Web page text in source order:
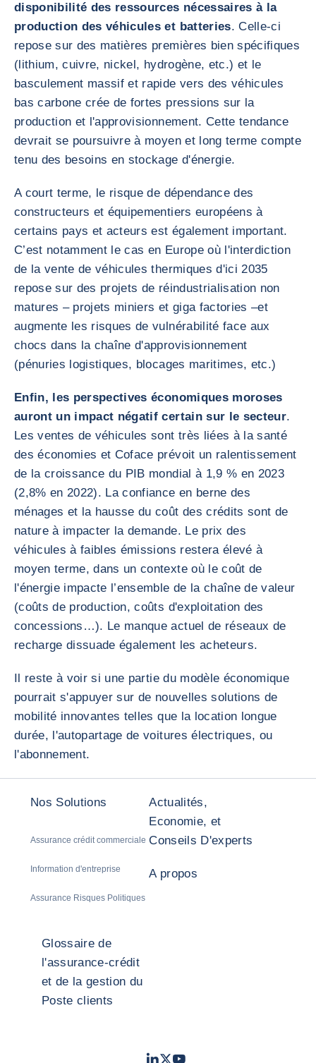
disponibilité des ressources nécessaires à la
production des véhicules et batteries. Celle-ci
repose sur des matières premières bien spécifiques
(lithium, cuivre, nickel, hydrogène, etc.) et le
basculement massif et rapide vers des véhicules
bas carbone crée de fortes pressions sur la
production et l'approvisionnement. Cette tendance
devrait se poursuivre à moyen et long terme compte
tenu des besoins en stockage d'énergie.
A court terme, le risque de dépendance des
constructeurs et équipementiers européens à
certains pays et acteurs est également important.
C’est notamment le cas en Europe où l'interdiction
de la vente de véhicules thermiques d'ici 2035
repose sur des projets de réindustrialisation non
matures – projets miniers et giga factories –et
augmente les risques de vulnérabilité face aux
chocs dans la chaîne d'approvisionnement
(pénuries logistiques, blocages maritimes, etc.)
Enfin, les perspectives économiques moroses
auront un impact négatif certain sur le secteur.
Les ventes de véhicules sont très liées à la santé
des économies et Coface prévoit un ralentissement
de la croissance du PIB mondial à 1,9 % en 2023
(2,8% en 2022). La confiance en berne des
ménages et la hausse du coût des crédits sont de
nature à impacter la demande. Le prix des
véhicules à faibles émissions restera élevé à
moyen terme, dans un contexte où le coût de
l'énergie impacte l’ensemble de la chaîne de valeur
(coûts de production, coûts d'exploitation des
concessions…). Le manque actuel de réseaux de
recharge dissuade également les acheteurs.
Il reste à voir si une partie du modèle économique
pourrait s'appuyer sur de nouvelles solutions de
mobilité innovantes telles que la location longue
durée, l'autopartage de voitures électriques, ou
l'abonnement.
Nos Solutions
Assurance crédit commerciale
Information d'entreprise
Assurance Risques Politiques
Actualités,
Economie, et
Conseils D'experts
A propos
Glossaire de
l'assurance-crédit
et de la gestion du
Poste clients
LinkedIn
TwitterYoutube